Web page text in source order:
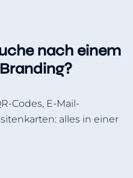
nach einem
Codes, E-Mail-
alles in einer